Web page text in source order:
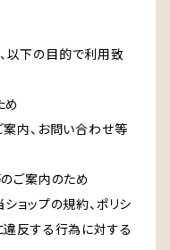
以下の目的で利用致
め
案内、お問い合わせ等
のご案内のため
ショップの規約、ポリシ
違反する行為に対する